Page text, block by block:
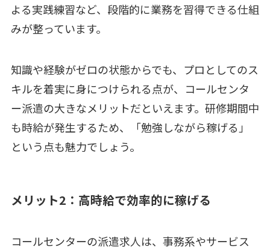
よる実践練習など、段階的に業務を習得できる仕組
みが整っています。
知識や経験がゼロの状態からでも、プロとしてのス
キルを着実に身につけられる点が、コールセンタ
ー派遣の大きなメリットだといえます。研修期間中
も時給が発生するため、「勉強しながら稼げる」
という点も魅力でしょう。
メリット2：高時給で効率的に稼げる
コールセンターの派遣求人は、事務系やサービス